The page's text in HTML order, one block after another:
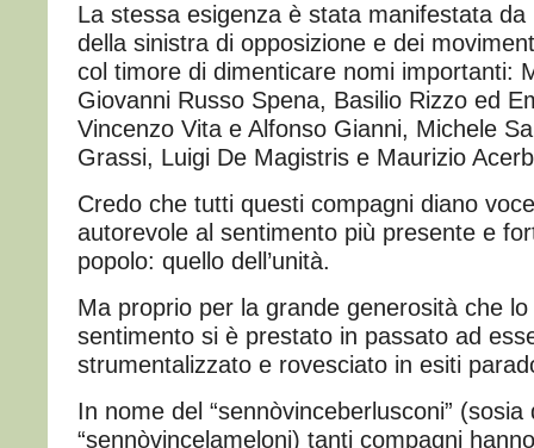
La stessa esigenza è stata manifestata da
della sinistra di opposizione e dei
col timore di dimenticare nomi importanti:
Giovanni Russo Spena, Basilio Rizzo ed
Vincenzo Vita e Alfonso Gianni, Michele
Grassi, Luigi De Magistris e Maurizio
Credo che tutti questi compagni diano
autorevole al sentimento più presente e
popolo: quello dell’unità.
Ma proprio per la grande generosità che
sentimento si è prestato in passato ad
strumentalizzato e rovesciato in esiti
In nome del “sennòvinceberlusconi” (sosia
“sennòvincelameloni) tanti compagni